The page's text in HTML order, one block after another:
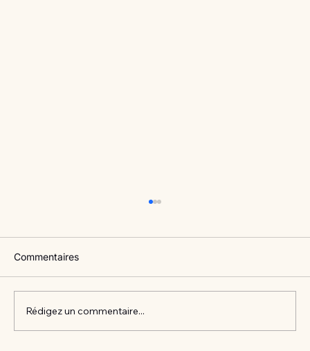
Commentaires
Rédigez un commentaire...